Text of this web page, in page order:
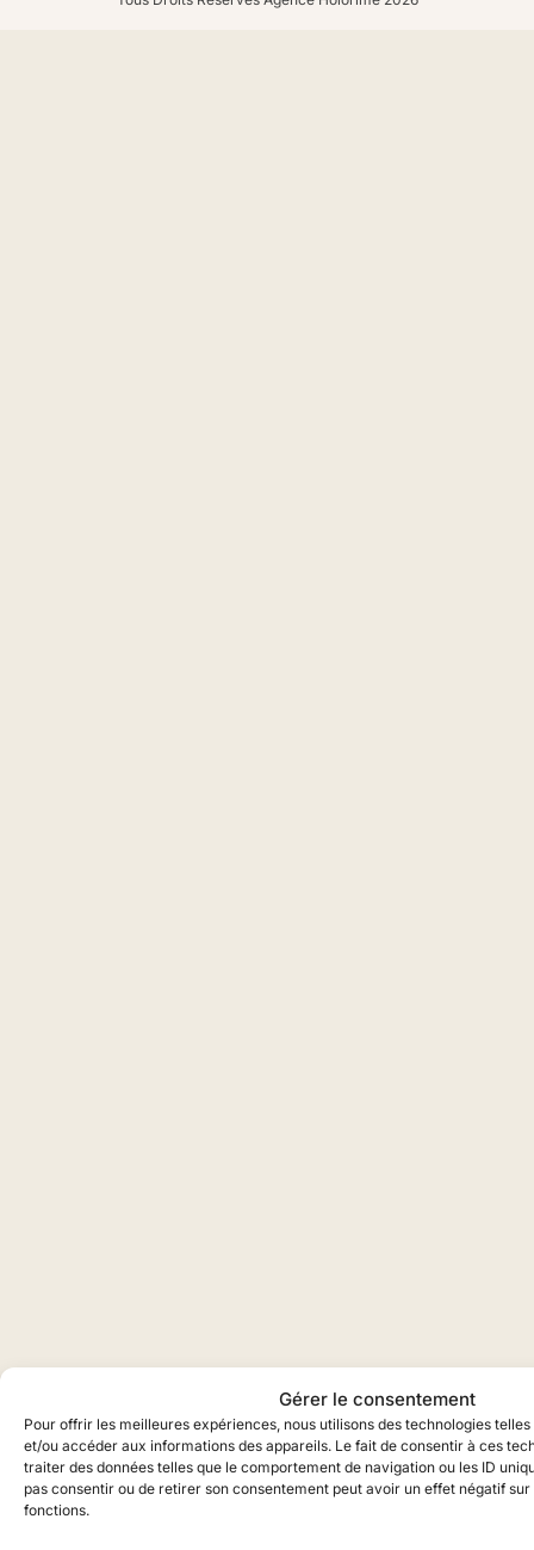
Gérer le consentement
Pour offrir les meilleures expériences, nous utilisons des technologies
et/ou accéder aux informations des appareils. Le fait de consentir à ces
traiter des données telles que le comportement de navigation ou les ID
pas consentir ou de retirer son consentement peut avoir un effet négatif
fonctions.